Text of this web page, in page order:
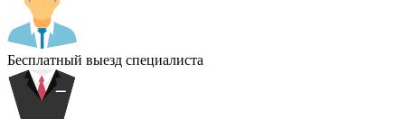
Бесплатный выезд специалиста